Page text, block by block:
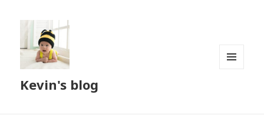
Kevin's blog